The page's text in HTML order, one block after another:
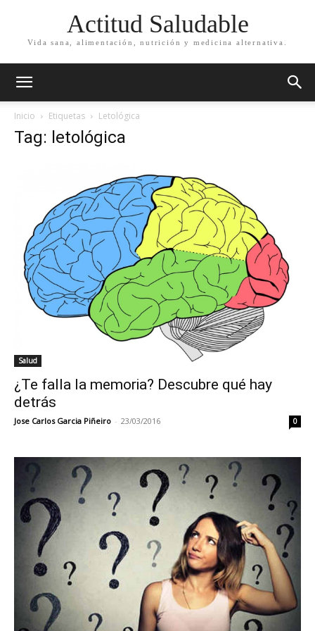
Actitud Saludable
Vida sana, alimentación, nutrición y medicina alternativa.
Inicio Etiquetas Letológica
Tag: letológica
Salud
¿Te falla la memoria? Descubre qué hay
detrás
Jose Carlos Garcia Piñeiro - 23/03/2016 0